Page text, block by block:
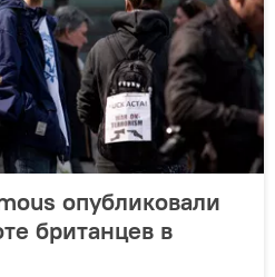
опубликовали
британцев в